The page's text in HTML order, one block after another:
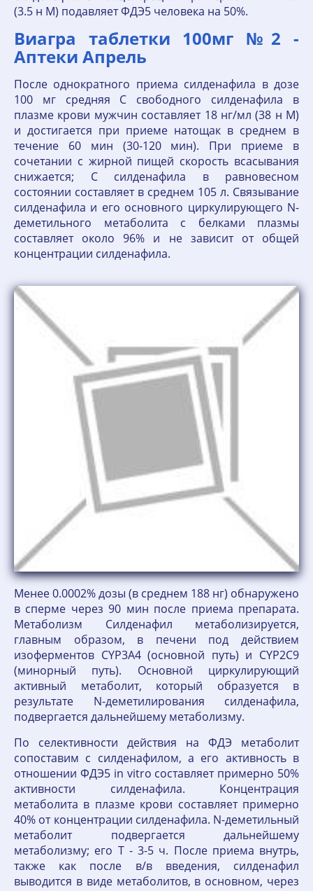
(3.5 н М) подавляет ФДЭ5 человека на 50%.
Виагра таблетки 100мг №2 -
Аптеки Апрель
После однократного приема силденафила в дозе
100 мг средняя C свободного силденафила в
плазме крови мужчин составляет 18 нг/мл (38 н М)
и достигается при приеме натощак в среднем в
течение 60 мин (30-120 мин). При приеме в
сочетании с жирной пищей скорость всасывания
снижается; C силденафила в равновесном
состоянии составляет в среднем 105 л. Связывание
силденафила и его основного циркулирующего N-
деметильного метаболита с белками плазмы
составляет около 96% и не зависит от общей
концентрации силденафила.
Менее 0.0002% дозы (в среднем 188 нг) обнаружено
в сперме через 90 мин после приема препарата.
Метаболизм Силденафил метаболизируется,
главным образом, в печени под действием
изоферментов CYP3A4 (основной путь) и CYP2C9
(минорный путь). Основной циркулирующий
активный метаболит, который образуется в
результате N-деметилирования силденафила,
подвергается дальнейшему метаболизму.
По селективности действия на ФДЭ метаболит
сопоставим с силденафилом, а его активность в
отношении ФДЭ5 in vitro составляет примерно 50%
активности силденафила. Концентрация
метаболита в плазме крови составляет примерно
40% от концентрации силденафила. N-деметильный
метаболит подвергается дальнейшему
метаболизму; его T - 3-5 ч. После приема внутрь,
также как после в/в введения, силденафил
выводится в виде метаболитов, в основном, через